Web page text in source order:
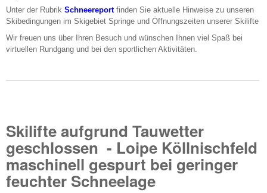
Unter der Rubrik Schneereport finden Sie aktuelle Hinweise zu unseren
Skibedingungen im Skigebiet Springe und Öffnungszeiten unserer Skilifte
Wir freuen uns über Ihren Besuch und wünschen Ihnen viel Spaß bei
virtuellen Rundgang und bei den sportlichen Aktivitäten.
Skilifte aufgrund Tauwetter
geschlossen - Loipe Köllnischfeld
maschinell gespurt bei geringer
feuchter Schneelage